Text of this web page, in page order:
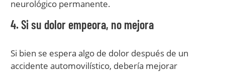
neurológico permanente.
4. Si su dolor empeora, no mejora
Si bien se espera algo de dolor después de un
accidente automovilístico, debería mejorar